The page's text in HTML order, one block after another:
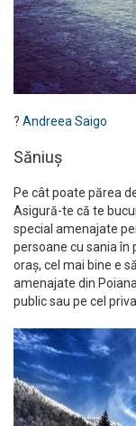
? Andreea Saigo
Săniuș
Pe cât poate părea
Asigură-te că te
special amenajate
persoane cu sania în
oraș, cel mai bine e
amenajate din
public sau pe cel